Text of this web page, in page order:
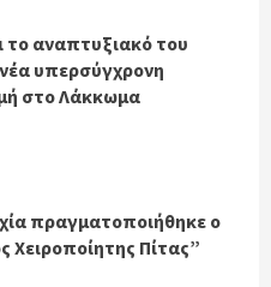
το αναπτυξιακό του
υπερσύγχρονη
στο Λάκκωμα
πραγματοποιήθηκε ο
Χειροποίητης Πίτας”